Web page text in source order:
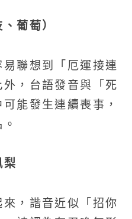
葡萄）
聯想到「厄運接連
，台語發音與「死
能發生連續喪事，
梨
，諧音近似「招你